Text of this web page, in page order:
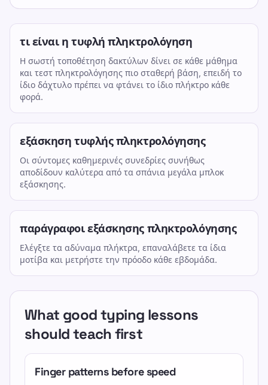
τι είναι η τυφλή πληκτρολόγηση
Η σωστή τοποθέτηση δακτύλων δίνει σε κάθε μάθημα
και τεστ πληκτρολόγησης πιο σταθερή βάση, επειδή το
ίδιο δάχτυλο πρέπει να φτάνει το ίδιο πλήκτρο κάθε
φορά.
εξάσκηση τυφλής πληκτρολόγησης
Οι σύντομες καθημερινές συνεδρίες συνήθως
αποδίδουν καλύτερα από τα σπάνια μεγάλα μπλοκ
εξάσκησης.
παράγραφοι εξάσκησης πληκτρολόγησης
Ελέγξτε τα αδύναμα πλήκτρα, επαναλάβετε τα ίδια
μοτίβα και μετρήστε την πρόοδο κάθε εβδομάδα.
What good typing lessons
should teach first
Finger patterns before speed